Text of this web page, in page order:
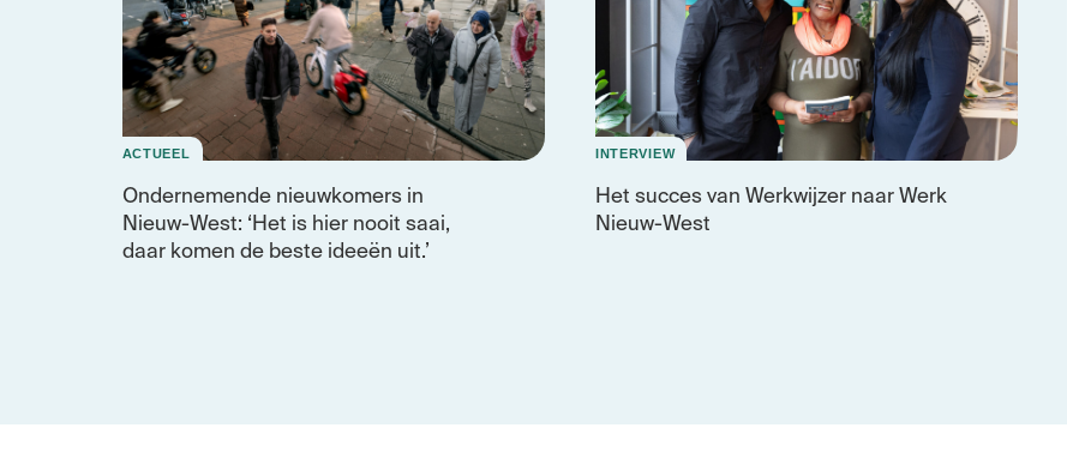
ACTUEEL
Ondernemende nieuwkomers in
Nieuw-West: ‘Het is hier nooit saai,
daar komen de beste ideeën uit.’
INTERVIEW
Het succes van Werkwijzer naar Werk
Nieuw-West